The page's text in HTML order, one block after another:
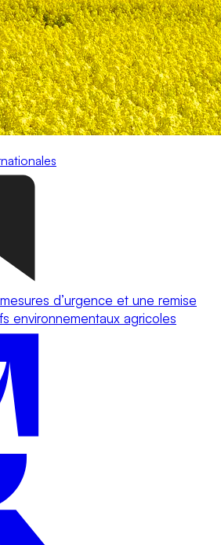
d’urgence et une remise
environnementaux agricoles